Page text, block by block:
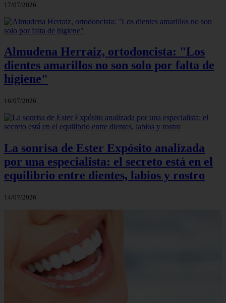
17/07/2026
Almudena Herraiz, ortodoncista: "Los
dientes amarillos no son solo por falta de
higiene"
16/07/2026
La sonrisa de Ester Expósito analizada
por una especialista: el secreto está en el
equilibrio entre dientes, labios y rostro
14/07/2026